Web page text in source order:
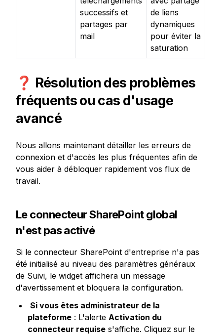
successifs et
partages par
mail
de liens
dynamiques
pour éviter la
saturation
❓ Résolution des problèmes
fréquents ou cas d'usage
avancé
Nous allons maintenant détailler les erreurs de
connexion et d'accès les plus fréquentes afin de
vous aider à débloquer rapidement vos flux de
travail.
Le connecteur SharePoint global
n'est pas activé
Si le connecteur SharePoint d'entreprise n'a pas
été initialisé au niveau des paramètres généraux
de Suivi, le widget affichera un message
d'avertissement et bloquera la configuration.
Si vous êtes administrateur de la
plateforme : L'alerte Activation du
connecteur requise s'affiche. Cliquez sur le